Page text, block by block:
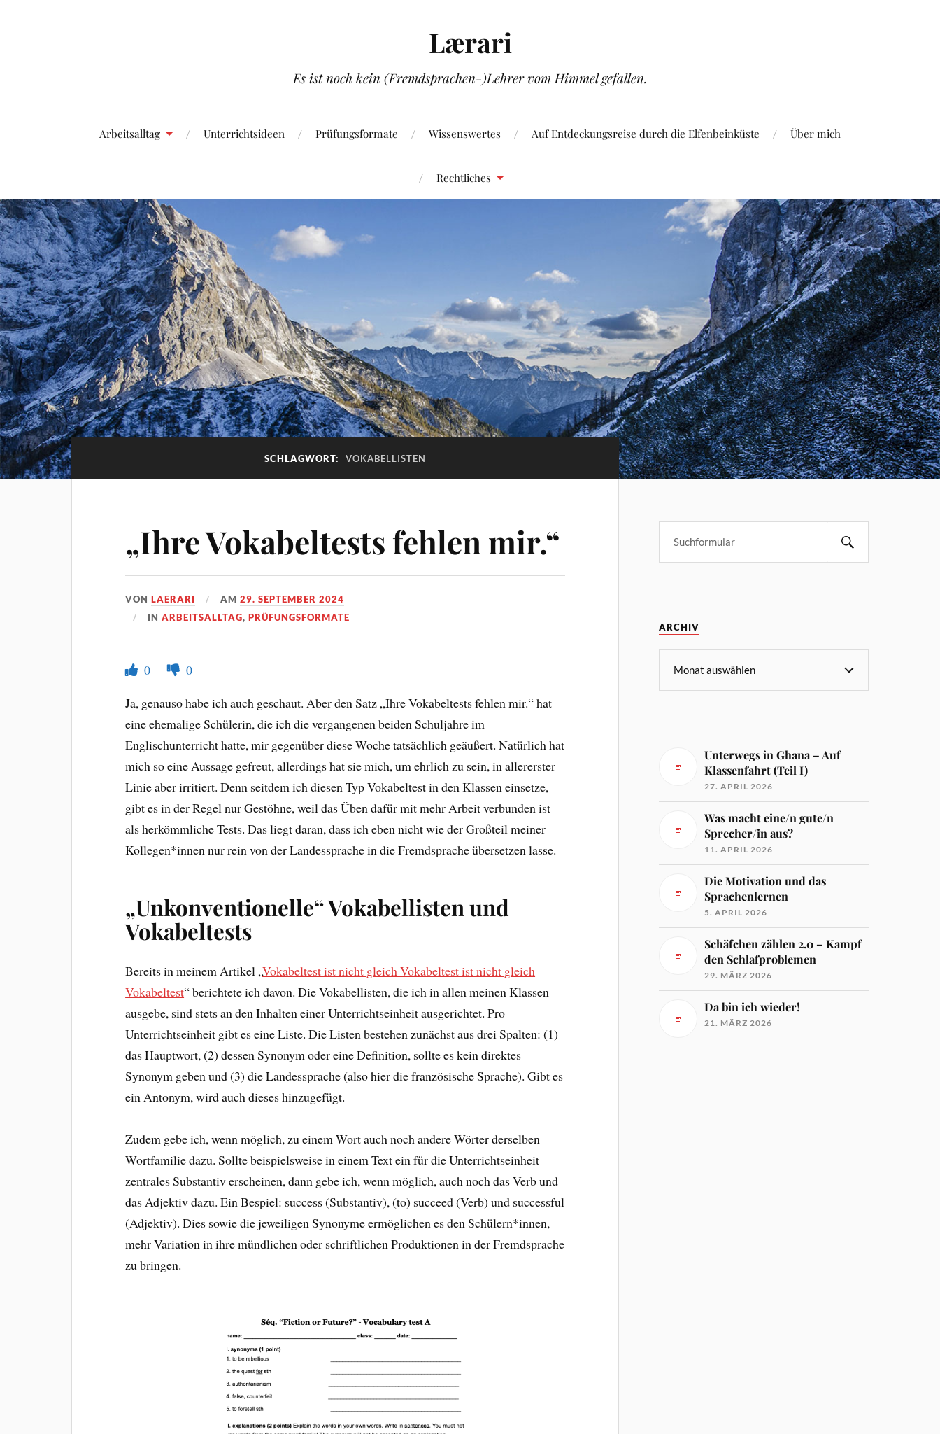
Lærari
Es ist noch kein (Fremdsprachen-)Lehrer vom Himmel gefallen.
Arbeitsalltag Unterrichtsideen Prüfungsformate Wissenswertes Auf Entdeckungsreise durch die Elfenbeinküste Über mich
Rechtliches
SCHLAGWORT: VOKABELLISTEN
„Ihre Vokabeltests fehlen mir.“
VONLAERARI AM29. SEPTEMBER 2024
INARBEITSALLTAG,PRÜFUNGSFORMATE
0
0
Ja, genauso habe ich auch geschaut. Aber den Satz „Ihre Vokabeltests fehlen mir.“ hat
eine ehemalige Schülerin, die ich die vergangenen beiden Schuljahre im
Englischunterricht hatte, mir gegenüber diese Woche tatsächlich geäußert. Natürlich hat
mich so eine Aussage gefreut, allerdings hat sie mich, um ehrlich zu sein, in allererster
Linie aber irritiert. Denn seitdem ich diesen Typ Vokabeltest in den Klassen einsetze,
gibt es in der Regel nur Gestöhne, weil das Üben dafür mit mehr Arbeit verbunden ist
als herkömmliche Tests. Das liegt daran, dass ich eben nicht wie der Großteil meiner
Kollegen*innen nur rein von der Landessprache in die Fremdsprache übersetzen lasse.
„Unkonventionelle“ Vokabellisten und
Vokabeltests
Bereits in meinem Artikel „Vokabeltest ist nicht gleich Vokabeltest ist nicht gleich
Vokabeltest“ berichtete ich davon. Die Vokabellisten, die ich in allen meinen Klassen
ausgebe, sind stets an den Inhalten einer Unterrichtseinheit ausgerichtet. Pro
Unterrichtseinheit gibt es eine Liste. Die Listen bestehen zunächst aus drei Spalten: (1)
das Hauptwort, (2) dessen Synonym oder eine Definition, sollte es kein direktes
Synonym geben und (3) die Landessprache (also hier die französische Sprache). Gibt es
ein Antonym, wird auch dieses hinzugefügt.
Zudem gebe ich, wenn möglich, zu einem Wort auch noch andere Wörter derselben
Wortfamilie dazu. Sollte beispielsweise in einem Text ein für die Unterrichtseinheit
zentrales Substantiv erscheinen, dann gebe ich, wenn möglich, auch noch das Verb und
das Adjektiv dazu. Ein Bespiel: success (Substantiv), (to) succeed (Verb) und successful
(Adjektiv). Dies sowie die jeweiligen Synonyme ermöglichen es den Schülern*innen,
mehr Variation in ihre mündlichen oder schriftlichen Produktionen in der Fremdsprache
zu bringen.
ARCHIV
Unterwegs in Ghana – Auf
Klassenfahrt (Teil I)
27. APRIL 2026
Was macht eine/n gute/n
Sprecher/in aus?
11. APRIL 2026
Die Motivation und das
Sprachenlernen
5. APRIL 2026
Schäfchen zählen 2.0 – Kampf
den Schlafproblemen
29. MÄRZ 2026
Da bin ich wieder!
21. MÄRZ 2026